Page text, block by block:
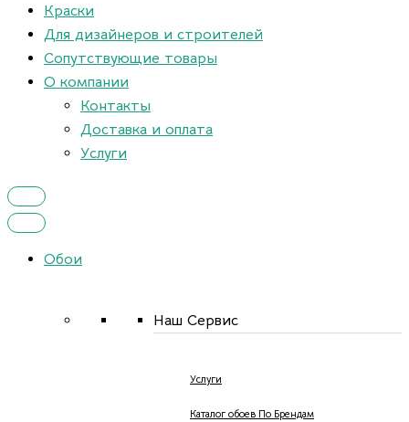
Краски
Для дизайнеров и строителей
Сопутствующие товары
О компании
Контакты
Доставка и оплата
Услуги
Обои
Наш Сервис
Услуги
Каталог обоев По Брендам